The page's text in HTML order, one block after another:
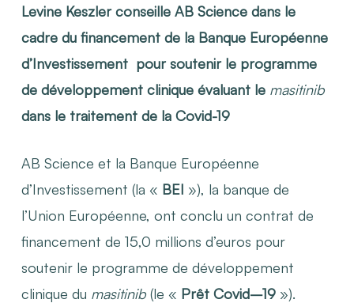
Levine Keszler conseille AB Science dans le
cadre du financement de la Banque Européenne
d’Investissement pour soutenir le programme
de développement clinique évaluant le masitinib
dans le traitement de la Covid-19
AB Science et la Banque Européenne
d’Investissement (la « BEI »), la banque de
l’Union Européenne, ont conclu un contrat de
financement de 15,0 millions d’euros pour
soutenir le programme de développement
clinique du masitinib(le « Prêt Covid–19»).